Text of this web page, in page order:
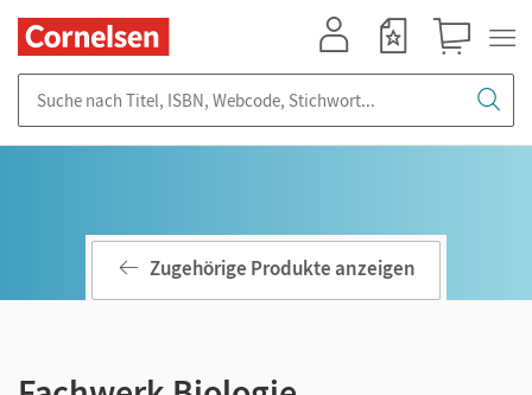
Zugehörige Produkte anzeigen